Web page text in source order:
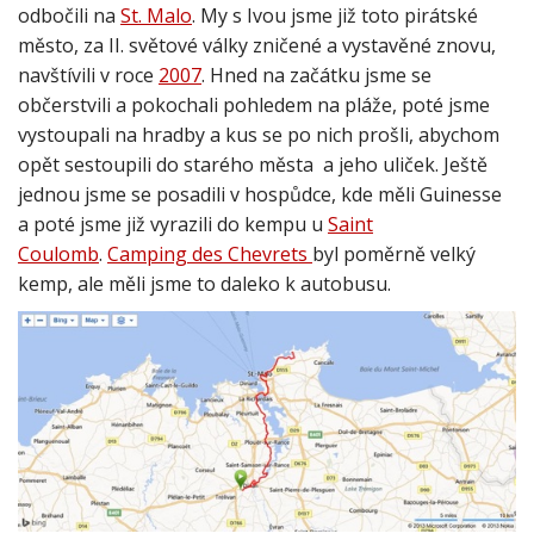
odbočili na St. Malo. My s Ivou jsme již toto pirátské
město, za II. světové války zničené a vystavěné znovu,
navštívili v roce 2007. Hned na začátku jsme se
občerstvili a pokochali pohledem na pláže, poté jsme
vystoupali na hradby a kus se po nich prošli, abychom
opět sestoupili do starého města a jeho uliček. Ještě
jednou jsme se posadili v hospůdce, kde měli Guinesse
a poté jsme již vyrazili do kempu u Saint
Coulomb. Camping des Chevrets byl poměrně velký
kemp, ale měli jsme to daleko k autobusu.